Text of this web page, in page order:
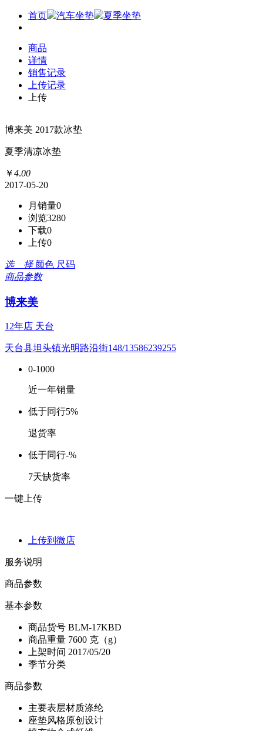
首页 汽车坐垫 夏季坐垫
商品
详情
销售记录
上传记录
上传
博来美 2017款冰垫
夏季清凉冰垫
￥4.00
2017-05-20
月销量0
浏览3280
下载0
上传0
选 择 颜色 尺码
商品参数
博来美
12年店 天台
天台县坦头镇光明路沿街148/13586239255
0-1000
近一年销量
低于同行5%
退货率
低于同行-%
7天缺货率
一键上传
上传到微店
服务说明
商品参数
基本参数
商品货号 BLM-17KBD
商品重量 7600 克（g）
上架时间 2017/05/20
季节分类
商品参数
主要表层材质涤纶
座垫风格原创设计